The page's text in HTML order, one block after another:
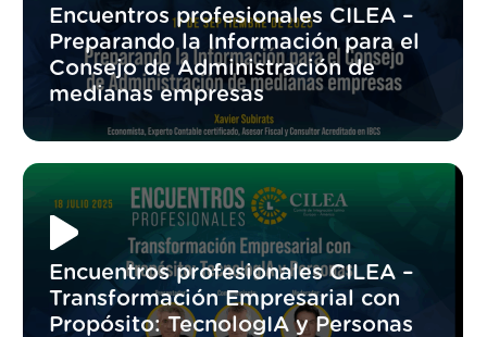
Encuentros profesionales CILEA –
Preparando la Información para el
Consejo de Administración de
medianas empresas
Encuentros profesionales CILEA –
Transformación Empresarial con
Propósito: TecnologIA y Personas